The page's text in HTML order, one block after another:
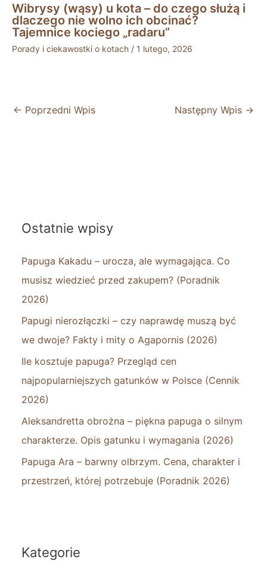
Wibrysy (wąsy) u kota – do czego służą i
dlaczego nie wolno ich obcinać?
Tajemnice kociego „radaru”
Porady i ciekawostki o kotach / 1 lutego, 2026
← Poprzedni Wpis Następny Wpis →
Ostatnie wpisy
Papuga Kakadu – urocza, ale wymagająca. Co
musisz wiedzieć przed zakupem? (Poradnik
2026)
Papugi nierozłączki – czy naprawdę muszą być
we dwoje? Fakty i mity o Agapornis (2026)
Ile kosztuje papuga? Przegląd cen
najpopularniejszych gatunków w Polsce (Cennik
2026)
Aleksandretta obrożna – piękna papuga o silnym
charakterze. Opis gatunku i wymagania (2026)
Papuga Ara – barwny olbrzym. Cena, charakter i
przestrzeń, której potrzebuje (Poradnik 2026)
Kategorie